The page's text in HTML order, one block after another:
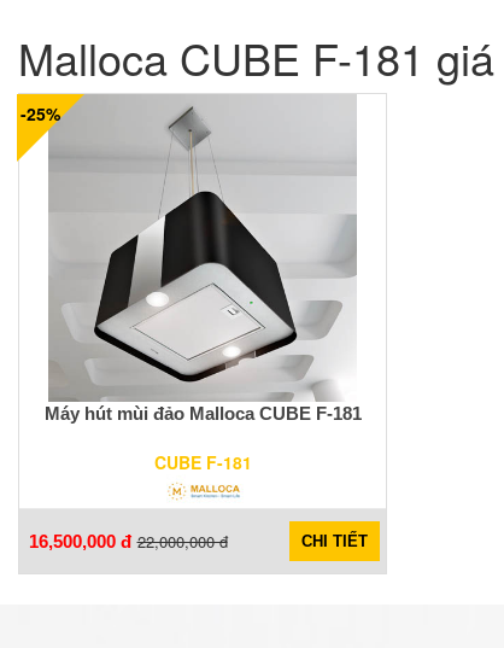
Malloca CUBE F-181
-25%
Máy hút mùi đảo Malloca CUBE F-181
CUBE F-181
16,500,000 đ 22,000,000 đ CHI TIẾT